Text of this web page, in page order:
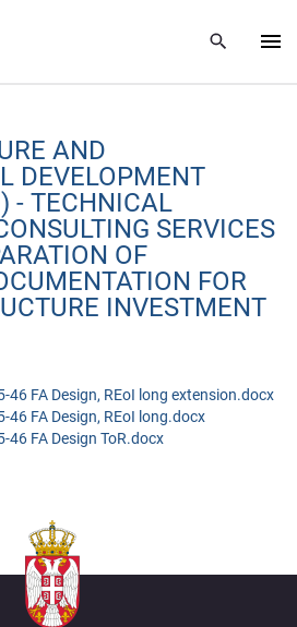
AND
DEVELOPMENT
- TECHNICAL
SERVICES
OF
FOR
INVESTMENT
46 FA Design, REoI long extension.docx
46 FA Design, REoI long.docx
46 FA Design ToR.docx